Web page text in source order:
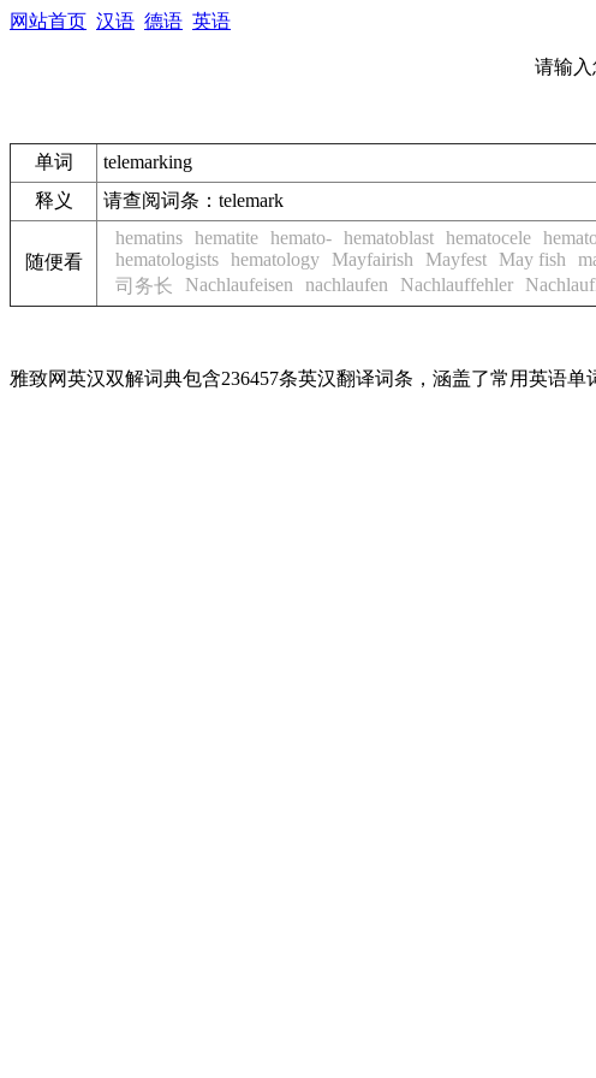
网站首页 汉语 德语 英语
请输入
单词
telemarking
释义
请查阅词条：telemark
随便看
hematins hematite hemato- hematoblast hematocele
hematologists hematology Mayfairish Mayfest May fish
司务长
Nachlaufeisen nachlaufen Nachlauffehler
雅致网英汉双解词典包含236457条英汉翻译词条，涵盖了常用英语